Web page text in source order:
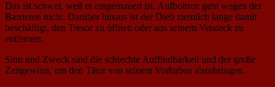
Das ist schwer, weil er eingemauert ist. Aufbohren geht wegen der
Barrieren nicht. Darüber hinaus ist der Dieb ziemlich lange damit
beschäftigt, den Tresor zu öffnen oder aus seinem Versteck zu
entfernen.
Sinn und Zweck sind die schlechte Auffindbarkeit und der große
Zeitgewinn, um den Täter von seinem Vorhaben abzubringen.